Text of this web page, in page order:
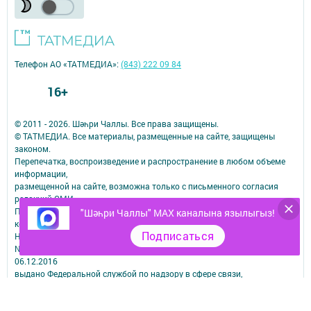
"Шәһри Чаллы" MAX каналына язылыгыз!
Подписаться
© 2011 - 2026. Шәһри Чаллы. Все права защищены.
© ТАТМЕДИА. Все материалы, размещенные на сайте, защищены
законом.
Перепечатка, воспроизведение и распространение в любом объеме
информации,
размещенной на сайте, возможна только с письменного согласия
редакций СМИ.
При поддержке Республиканского агентства по печати и массовым
коммуникациям.
Наименование СМИ: Шəhри Чаллы
№ свидетельства о регистрации СМИ, дата: ЭЛ № ФС 77-67912 от
06.12.2016
выдано Федеральной службой по надзору в сфере связи,
Телефон АО «ТАТМЕДИА»:(843) 222 09 84
16+